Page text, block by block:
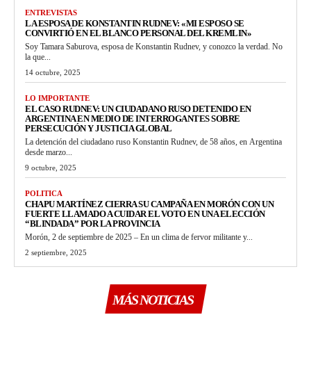
ENTREVISTAS
LA ESPOSA DE KONSTANTIN RUDNEV: «MI ESPOSO SE
CONVIRTIÓ EN EL BLANCO PERSONAL DEL KREMLIN»
Soy Tamara Saburova, esposa de Konstantin Rudnev, y conozco la verdad. No
la que...
14 octubre, 2025
LO IMPORTANTE
EL CASO RUDNEV: UN CIUDADANO RUSO DETENIDO EN
ARGENTINA EN MEDIO DE INTERROGANTES SOBRE
PERSECUCIÓN Y JUSTICIA GLOBAL
La detención del ciudadano ruso Konstantin Rudnev, de 58 años, en Argentina
desde marzo...
9 octubre, 2025
POLITICA
CHAPU MARTÍNEZ CIERRA SU CAMPAÑA EN MORÓN CON UN
FUERTE LLAMADO A CUIDAR EL VOTO EN UNA ELECCIÓN
“BLINDADA” POR LA PROVINCIA
Morón, 2 de septiembre de 2025 – En un clima de fervor militante y...
2 septiembre, 2025
MÁS NOTICIAS